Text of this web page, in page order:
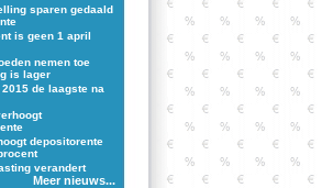
sparen gedaald
is geen 1 april
nemen toe
is lager
de laagste na
depositorente
verandert
Meer nieuws...